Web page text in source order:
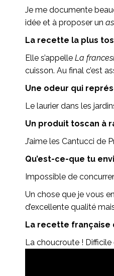
Je me documente
idée et à proposer un
La recette la plus
Elle s’appelle La
cuisson. Au final c’est
Une odeur qui
Le laurier dans les
Un produit toscan à
J’aime les Cantucci de
Qu’est-ce-que tu
Impossible de
Un chose que je vous
d’excellente qualité
La recette française
La choucroute ! Difficile